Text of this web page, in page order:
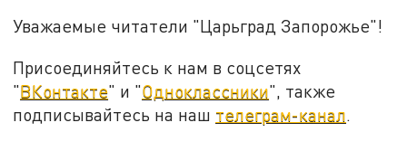
Уважаемые читатели "Царьград Запорожье"!
Присоединяйтесь к нам в соцсетях
"ВКонтакте" и "Одноклассники", также
подписывайтесь на наш телеграм-канал.